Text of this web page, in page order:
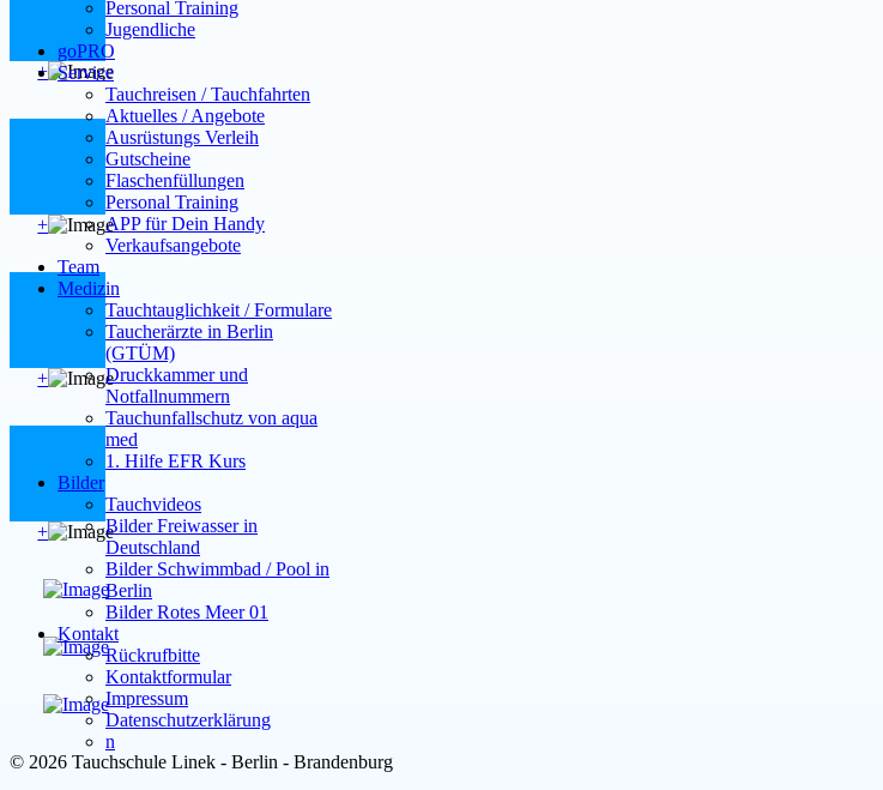
Personal Training
Jugendliche
goPRO
Service
Tauchreisen / Tauchfahrten
Aktuelles / Angebote
Ausrüstungs Verleih
Gutscheine
Flaschenfüllungen
Personal Training
APP für Dein Handy
Verkaufsangebote
Team
Medizin
Tauchtauglichkeit / Formulare
Taucherärzte in Berlin
(GTÜM)
Druckkammer und
Notfallnummern
Tauchunfallschutz von aqua
med
1. Hilfe EFR Kurs
Bilder
Tauchvideos
Bilder Freiwasser in
Deutschland
Bilder Schwimmbad / Pool in
Berlin
Bilder Rotes Meer 01
Kontakt
Rückrufbitte
Kontaktformular
Impressum
Datenschutzerklärung
n
+
+
+
+
© 2026 Tauchschule Linek - Berlin - Brandenburg